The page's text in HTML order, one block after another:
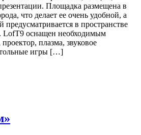
Площадка размещена в
что делает ее очень удобной, а
предусматривается в пространстве
LofT9 оснащен необходимым
плазма, звуковое
игры […]